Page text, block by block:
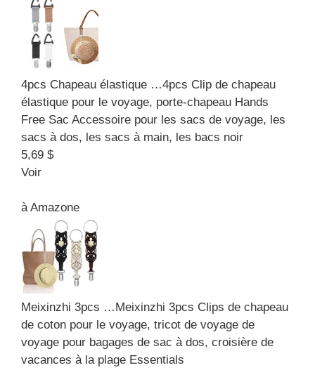
4pcs Chapeau élastique …4pcs Clip de chapeau
élastique pour le voyage, porte-chapeau Hands
Free Sac Accessoire pour les sacs de voyage, les
sacs à dos, les sacs à main, les bacs noir
5,69 $
Voir
àAmazone
Meixinzhi 3pcs … Meixinzhi 3pcs Clips de chapeau
de coton pour le voyage, tricot de voyage de
voyage pour bagages de sac à dos, croisière de
vacances à la plage Essentials